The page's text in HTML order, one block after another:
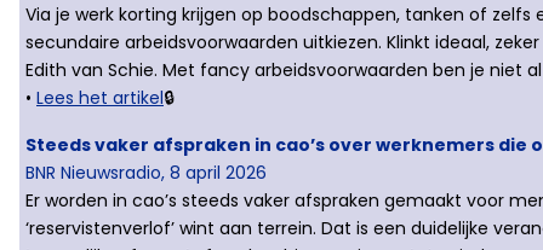
Via je werk korting krijgen op boodschappen, tanken of
secundaire arbeidsvoorwaarden uitkiezen. Klinkt ideaal,
Edith van Schie. Met fancy arbeidsvoorwaarden ben je niet
• Lees het artikel🔒
Steeds vaker afspraken in cao’s over werknemers die
BNR Nieuwsradio, 8 april 2026
Er worden in cao’s steeds vaker afspraken gemaakt voor
‘reservistenverlof’ wint aan terrein. Dat is een duidelijke